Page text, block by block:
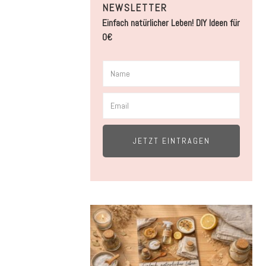
NEWSLETTER
Einfach natürlicher Leben! DIY Ideen für
0€
JETZT EINTRAGEN